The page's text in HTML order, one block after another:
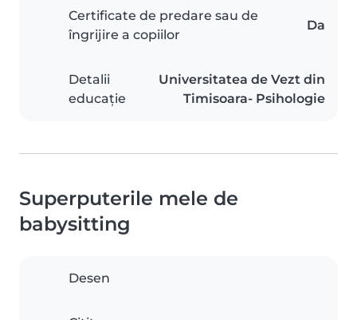
Certificate de predare sau de
îngrijire a copiilor
Da
Detalii
educație
Universitatea de Vezt din
Timisoara- Psihologie
Superputerile mele de
babysitting
Desen